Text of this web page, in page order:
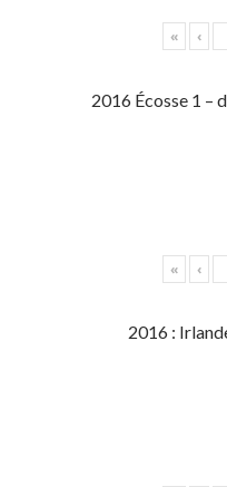
« ‹
2016 Écosse 1 –
« ‹
2016 :